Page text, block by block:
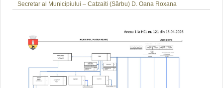
Secretar al Municipiului – Catzaiti (Sârbu) D. Oana Roxana